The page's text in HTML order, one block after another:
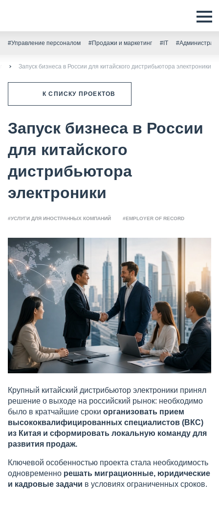
#Управление персоналом #Продажи и маркетинг #IT
Запуск бизнеса в России для китайского дистрибьютора электроники
К СПИСКУ ПРОЕКТОВ
Запуск бизнеса в России
для китайского
дистрибьютора
электроники
#УСЛУГИ ДЛЯ ИНОСТРАННЫХ КОМПАНИЙ #EMPLOYER OF RECORD
Крупный китайский дистрибьютор электроники принял
решение о выходе на российский рынок: необходимо
было в кратчайшие сроки организовать прием
высококвалифицированных специалистов (ВКС)
из Китая и сформировать локальную команду для
развития продаж.
Ключевой особенностью проекта стала необходимость
одновременно решать миграционные, юридические
и кадровые задачи в условиях ограниченных сроков.